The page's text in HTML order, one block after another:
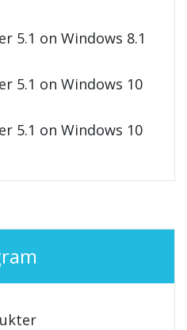
5.1 on Windows 8.1
5.1 on Windows 10
5.1 on Windows 10